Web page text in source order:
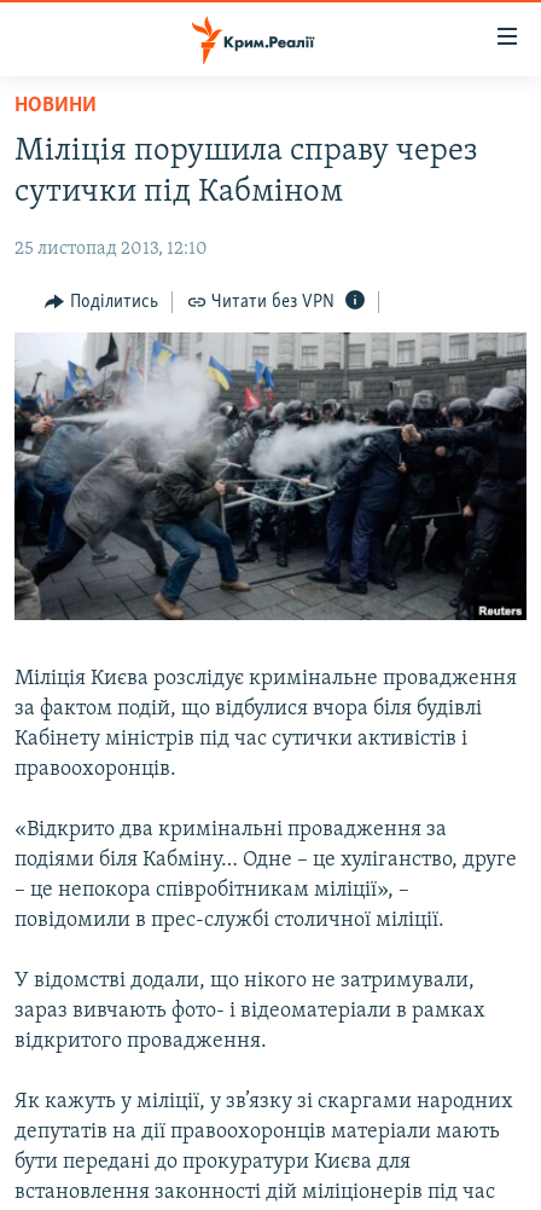
Перейти
основного
матеріалу
Перейти
до
навігації
Перейти
до
пошуку
ВОДА.КРИМ
ВІДЕО ТА ФОТО
ПОЛІТИКА
БЛОГИ
ПОГЛЯД
ІНТЕРВ'Ю
ВСЕ ЗА ДЕНЬ
СПЕЦПРОЕКТИ
ДЕПОРТАЦІЯ
ВІДЕОУРОКИ «ELIFBE»
СВІДЧЕННЯ ОКУПАЦІЇ
ІНФОГРАФІКА
ЯК ОБІЙТИ БЛОКУВАННЯ
Русский
Qırımtatar
ДОЛУЧАЙСЯ!
НОВИНИ
Міліція порушила справу через
сутички під Кабміном
25 листопад 2013, 12:10
Поділитись Читати без VPN
Міліція Києва розслідує кримінальне провадження
за фактом подій, що відбулися вчора біля будівлі
Кабінету міністрів під час сутички активістів і
правоохоронців.
«Відкрито два кримінальні провадження за
подіями біля Кабміну… Одне – це хуліганство, друге
– це непокора співробітникам міліції», –
повідомили в прес-службі столичної міліції.
У відомстві додали, що нікого не затримували,
зараз вивчають фото- і відеоматеріали в рамках
відкритого провадження.
Як кажуть у міліції, у зв’язку зі скаргами народних
депутатів на дії правоохоронців матеріали мають
бути передані до прокуратури Києва для
встановлення законності дій міліціонерів під час